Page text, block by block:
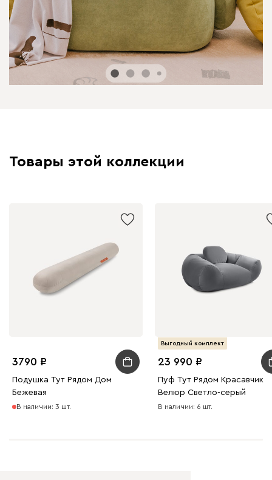
Товары этой коллекции
3790
Подушка Тут Рядом Дом
Бежевая
В наличии: 3 шт.
Выгодный комплект
23 990
Пуф Тут Рядом Красавчик
Велюр Светло-серый
В наличии: 6 шт.